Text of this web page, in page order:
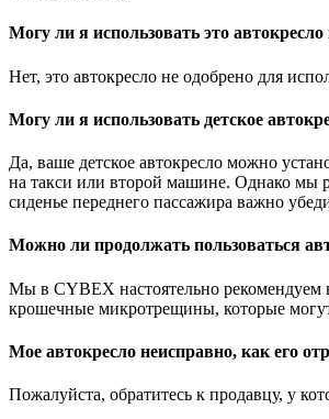
Могу ли я использовать это
Нет, это автокресло не одобрено для
Могу ли я использовать детское
Да, ваше детское автокресло можно
на такси или второй машине. Однако мы
сиденье переднего пассажира важно
Можно ли продолжать пользоваться
Мы в CYBEX настоятельно рекомендуем
крошечные микротрещины, которые
Мое автокресло неисправно, как его
Пожалуйста, обратитесь к продавцу, у